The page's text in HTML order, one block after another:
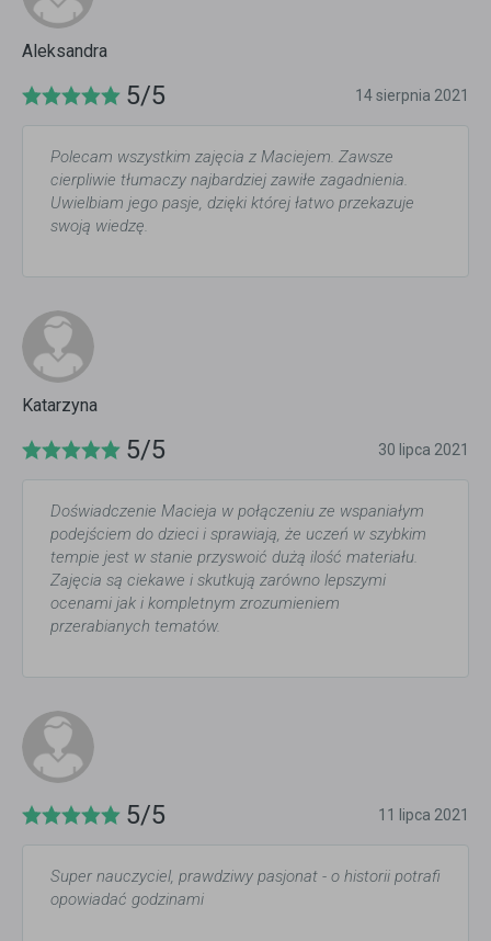
Aleksandra
5/5 14 sierpnia 2021
Polecam wszystkim zajęcia z Maciejem. Zawsze
cierpliwie tłumaczy najbardziej zawiłe zagadnienia.
Uwielbiam jego pasje, dzięki której łatwo przekazuje
swoją wiedzę.
Katarzyna
5/5 30 lipca 2021
Doświadczenie Macieja w połączeniu ze wspaniałym
podejściem do dzieci i sprawiają, że uczeń w szybkim
tempie jest w stanie przyswoić dużą ilość materiału.
Zajęcia są ciekawe i skutkują zarówno lepszymi
ocenami jak i kompletnym zrozumieniem
przerabianych tematów.
5/5 11 lipca 2021
Super nauczyciel, prawdziwy pasjonat - o historii potrafi
opowiadać godzinami